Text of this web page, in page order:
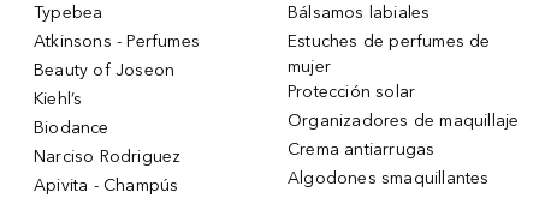
Typebea
Atkinsons - Perfumes
Beauty of Joseon
Kiehl’s
Biodance
Narciso Rodriguez
Apivita - Champús
Bálsamos labiales
Estuches de perfumes de
mujer
Protección solar
Organizadores de maquillaje
Crema antiarrugas
Algodones smaquillantes